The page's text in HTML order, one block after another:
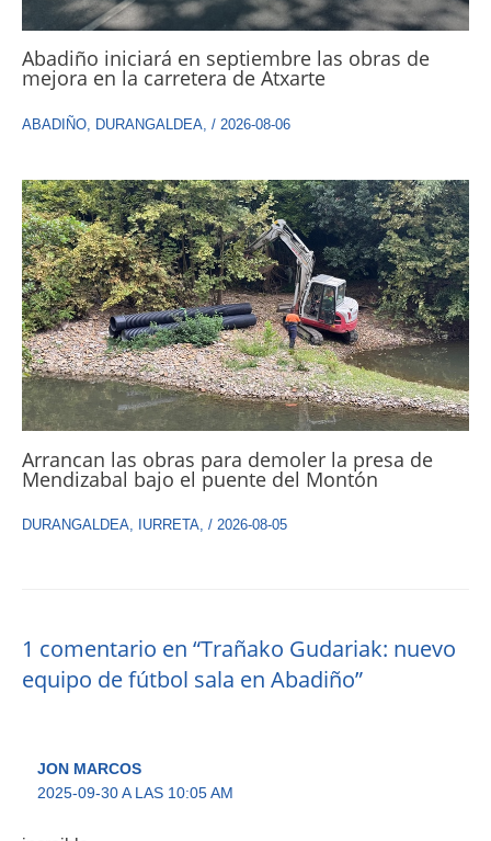
Abadiño iniciará en septiembre las obras de
mejora en la carretera de Atxarte
ABADIÑO DURANGALDEA / 2026-08-06
Arrancan las obras para demoler la presa de
Mendizabal bajo el puente del Montón
DURANGALDEA, IURRETA, / 2026-08-05
1 comentario en “Trañako Gudariak: nuevo
equipo de fútbol sala en Abadiño”
JON MARCOS
2025-09-30 A LAS 10:05 AM